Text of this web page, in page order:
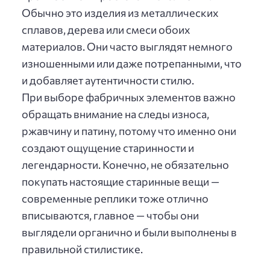
Обычно это изделия из металлических
сплавов, дерева или смеси обоих
материалов. Они часто выглядят немного
изношенными или даже потрепанными, что
и добавляет аутентичности стилю.
При выборе фабричных элементов важно
обращать внимание на следы износа,
ржавчину и патину, потому что именно они
создают ощущение старинности и
легендарности. Конечно, не обязательно
покупать настоящие старинные вещи —
современные реплики тоже отлично
вписываются, главное — чтобы они
выглядели органично и были выполнены в
правильной стилистике.